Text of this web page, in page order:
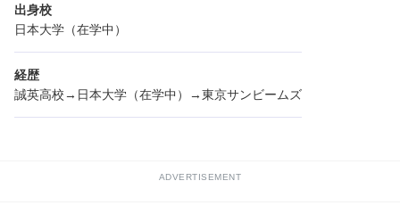
出身校
日本大学（在学中）
経歴
誠英高校→日本大学（在学中）→東京サンビームズ
ADVERTISEMENT